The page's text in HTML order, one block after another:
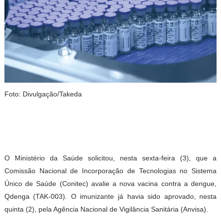
Foto: Divulgação/Takeda
O Ministério da Saúde solicitou, nesta sexta-feira (3), que a
Comissão Nacional de Incorporação de Tecnologias no Sistema
Único de Saúde (Conitec) avalie a nova vacina contra a dengue,
Qdenga (TAK-003). O imunizante já havia sido aprovado, nesta
quinta (2), pela Agência Nacional de Vigilância Sanitária (Anvisa).